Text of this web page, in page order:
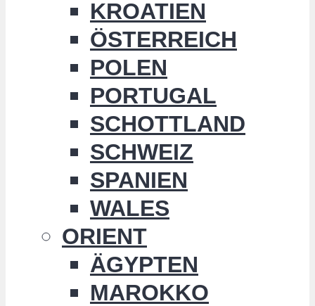
KROATIEN
ÖSTERREICH
POLEN
PORTUGAL
SCHOTTLAND
SCHWEIZ
SPANIEN
WALES
ORIENT
ÄGYPTEN
MAROKKO